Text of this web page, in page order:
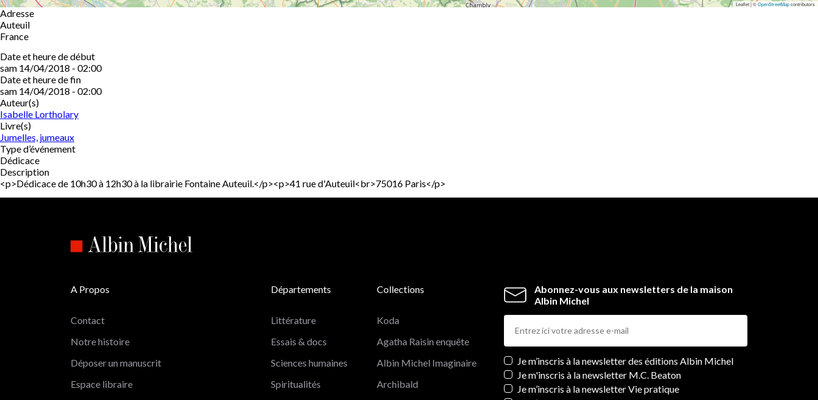
Leaflet | ©OpenStreetMapcontributors
Adresse
Auteuil
France
Date et heure de début
sam 14/04/2018 - 02:00
Date et heure de fin
sam 14/04/2018 - 02:00
Auteur(s)
Isabelle Lortholary
Livre(s)
Jumelles, jumeaux
Type d’événement
Dédicace
Description
<p>Dédicace de 10h30 à 12h30 à la librairie Fontaine Auteuil.</p><p>41 rue d'Auteuil<br>75016 Paris</p>
Abonnez-vous aux newsletters de la maison
Albin Michel
Newsletters
Je m’inscris à la newsletter des éditions Albin Michel
Je m'inscris à la newsletter M.C. Beaton
Je m’inscris à la newsletter Vie pratique
A Propos
Contact
Notre histoire
Déposer un manuscrit
Espace libraire
Départements
Littérature
Essais & docs
Sciences humaines
Spiritualités
Collections
Koda
Agatha Raisin enquête
Albin Michel Imaginaire
Archibald